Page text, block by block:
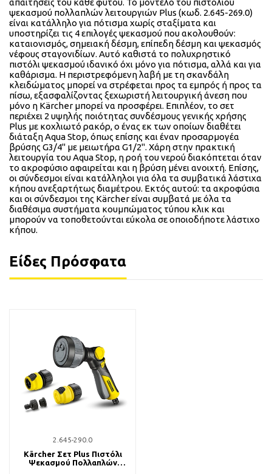
απαιτήσεις του κάθε φυτού. Το μοντέλο του πιστολιού
ψεκασμού πολλαπλών λειτουργιών Plus (κωδ. 2.645-269.0)
είναι κατάλληλο για πότισμα χωρίς σταξίματα και
υποστηρίζει τις 4 επιλογές ψεκασμού που ακολουθούν:
καταιονισμός, σημειακή δέσμη, επίπεδη δέσμη και ψεκασμός
νέφους σταγονιδίων. Αυτό καθιστά το πολυχρηστικό
πιστόλι ψεκασμού ιδανικό όχι μόνο για πότισμα, αλλά και για
καθάρισμα. Η περιστρεφόμενη λαβή με τη σκανδάλη
κλειδώματος μπορεί να στρέφεται προς τα εμπρός ή προς τα
πίσω, εξασφαλίζοντας ξεχωριστή λειτουργική άνεση που
μόνο η Kärcher μπορεί να προσφέρει. Επιπλέον, το σετ
περιέχει 2 υψηλής ποιότητας συνδέσμους γενικής χρήσης
Plus με κοχλιωτό ρακόρ, ο ένας εκ των οποίων διαθέτει
διάταξη Aqua Stop, όπως επίσης και έναν προσαρμογέα
βρύσης G3/4" με μειωτήρα G1/2". Χάρη στην πρακτική
λειτουργία του Aqua Stop, η ροή του νερού διακόπτεται όταν
το ακροφύσιο αφαιρείται και η βρύση μένει ανοιχτή. Επίσης,
οι σύνδεσμοι είναι κατάλληλοι για όλα τα συμβατικά λάστιχα
κήπου ανεξαρτήτως διαμέτρου. Εκτός αυτού: τα ακροφύσια
και οι σύνδεσμοι της Kärcher είναι συμβατά με όλα τα
διαθέσιμα συστήματα κουμπώματος τύπου κλικ και
μπορούν να τοποθετούνται εύκολα σε οποιοδήποτε λάστιχο
κήπου.
Είδες Πρόσφατα
2.645-290.0
Kärcher Σετ Plus Πιστόλι
Ψεκασμού Πολλαπλών